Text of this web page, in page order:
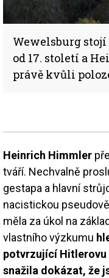
Wewelsburg
od 17. století a
právě kvůli
Heinrich Himmler
tváří. Nechvalně
gestapa a hlavní
nacistickou
měla za úkol na
vlastního výzkumu
potvrzující Hitlerovu
snažila dokázat, že